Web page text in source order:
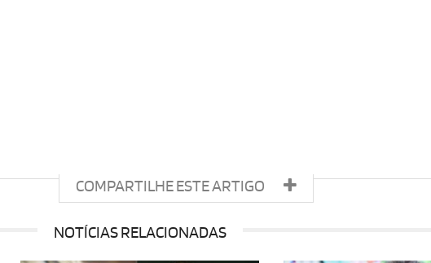
COMPARTILHE ESTE ARTIGO
NOTÍCIAS RELACIONADAS